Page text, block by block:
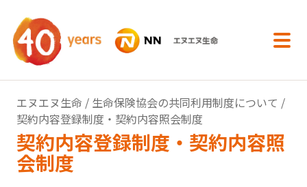
エヌエヌ生命 / 生命保険協会の共同利用制度について /
契約内容登録制度・契約内容照会制度
契約内容登録制度・契約内容照
会制度